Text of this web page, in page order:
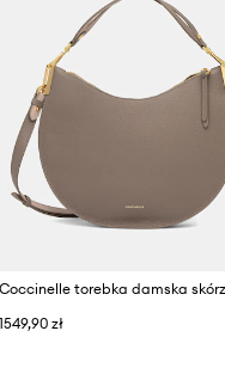
1549,90 zł